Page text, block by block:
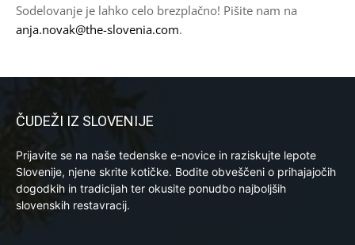
Sodelovanje je lahko celo brezplačno! Pišite nam na
anja.novak@the-slovenia.com.
ČUDEŽI IZ SLOVENIJE
Prijavite se na naše tedenske e-novice in raziskujte lepote
Slovenije, njene skrite kotičke. Bodite obveščeni o prihajajočih
dogodkih in tradicijah ter okusite ponudbo najboljših
slovenskih restavracij.